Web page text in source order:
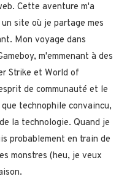
Cette aventure m'a
site où je partage mes
Mon voyage dans
m'emmenant à des
Strike et World of
de communauté et le
technophile convaincu,
la technologie. Quand je
probablement en train de
monstres (heu, je veux